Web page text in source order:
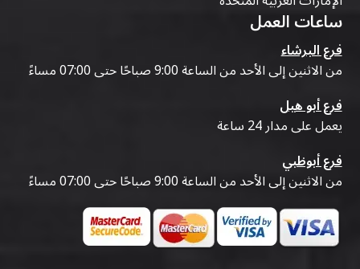
ساعات العمل
فرع البرشاء
من الاثنين إلى الأحد من الساعة 9:00 صباحًا حتى 07:00 مساءً
فرع أبو هيل
يعمل على مدار 24 ساعة
فرع أبوظبي
من الاثنين إلى الأحد من الساعة 9:00 صباحًا حتى 07:00 مساءً